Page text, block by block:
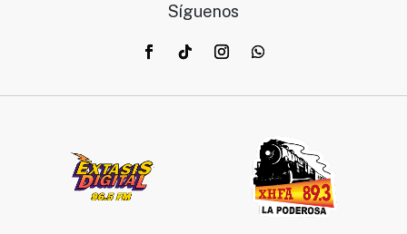
Síguenos